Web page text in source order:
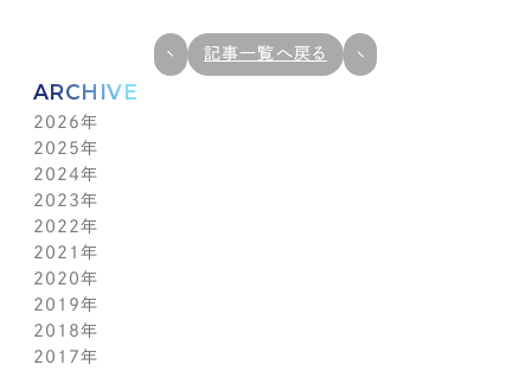
ARCHIVE
2026年
7月(1)
6月(1)
5月(1)
4月(1)
3月(1)
2月(1)
1月(1)
2025年
12月(1)
11月(1)
10月(1)
9月(1)
8月(1)
7月(1)
6月(1)
5月(1)
2024年
11月(1)
10月(1)
9月(1)
8月(1)
7月(1)
6月(1)
5月(1)
2023年
11月(1)
10月(1)
9月(1)
8月(1)
7月(1)
6月(1)
2022年
11月(1)
10月(1)
9月(1)
8月(1)
7月(1)
2021年
11月(1)
10月(1)
9月(1)
8月(1)
2020年
11月(2)
9月(2)
7月(1)
2019年
12月(2)
10月(1)
2018年
12月(1)
2017年
記事一覧へ戻る